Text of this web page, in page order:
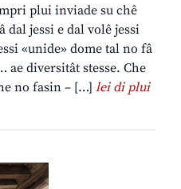
plui inviade su chê
dal jessi e dal volê jessi
«unide» dome tal no fâ
diversitât stesse. Che
no fasin – […] lei di plui